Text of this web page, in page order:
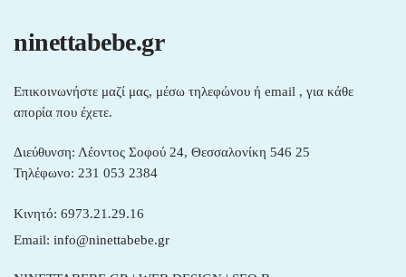
ninettabebe.gr
Επικοινωνήστε μαζί μας, μέσω τηλεφώνου ή email , για κάθε
απορία που έχετε.
Διεύθυνση: Λέοντος Σοφού 24, Θεσσαλονίκη 546 25
Τηλέφωνο: 231 053 2384
Κινητό: 6973.21.29.16
Email: info@ninettabebe.gr